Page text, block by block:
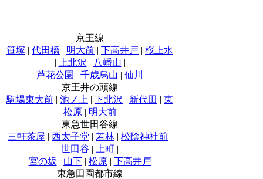
京王線
笹塚 | 代田橋 | 明大前 | 下高井戸 | 桜上水
|
上北沢 | 八幡山 |
芦花公園 | 千歳烏山 | 仙川
京王井の頭線
駒場東大前 | 池ノ上 | 下北沢 | 新代田 | 東
松原| 明大前
東急世田谷線
三軒茶屋 | 西太子堂 | 若林 | 松陰神社前 |
世田谷 | 上町 |
宮の坂 | 山下| 松原| 下高井戸
東急田園都市線